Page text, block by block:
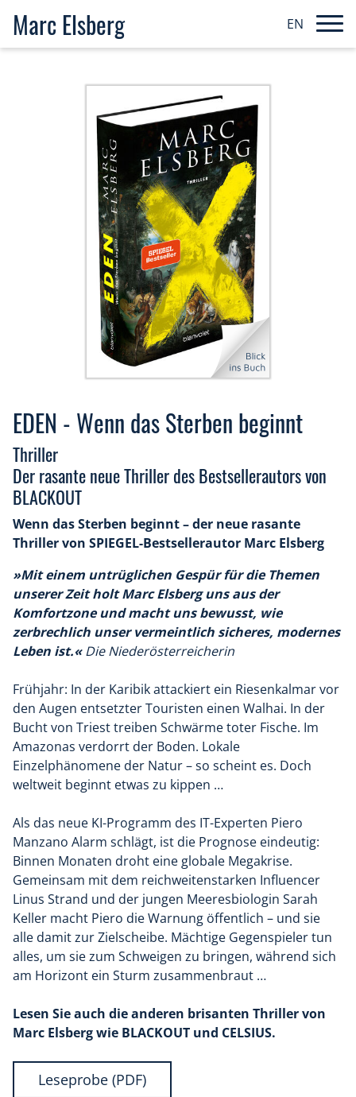
Marc Elsberg EN
EDEN - Wenn das Sterben beginnt
Thriller
Der rasante neue Thriller des Bestsellerautors von
BLACKOUT
Wenn das Sterben beginnt – der neue rasante
Thriller von SPIEGEL-Bestsellerautor Marc Elsberg
»Mit einem untrüglichen Gespür für die Themen
unserer Zeit holt Marc Elsberg uns aus der
Komfortzone und macht uns bewusst, wie
zerbrechlich unser vermeintlich sicheres, modernes
Leben ist.«Die Niederösterreicherin
Frühjahr: In der Karibik attackiert ein Riesenkalmar vor
den Augen entsetzter Touristen einen Walhai. In der
Bucht von Triest treiben Schwärme toter Fische. Im
Amazonas verdorrt der Boden. Lokale
Einzelphänomene der Natur – so scheint es. Doch
weltweit beginnt etwas zu kippen …
Als das neue KI-Programm des IT-Experten Piero
Manzano Alarm schlägt, ist die Prognose eindeutig:
Binnen Monaten droht eine globale Megakrise.
Gemeinsam mit dem reichweitenstarken Influencer
Linus Strand und der jungen Meeresbiologin Sarah
Keller macht Piero die Warnung öffentlich – und sie
alle damit zur Zielscheibe. Mächtige Gegenspieler tun
alles, um sie zum Schweigen zu bringen, während sich
am Horizont ein Sturm zusammenbraut …
Lesen Sie auch die anderen brisanten Thriller von
Marc Elsberg wie BLACKOUT und CELSIUS.
Leseprobe (PDF)